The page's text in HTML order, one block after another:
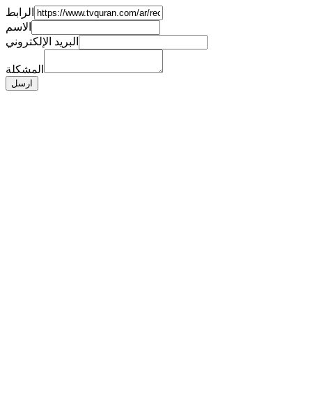
الرابط
الاسم
البريد الإلكتروني
المشكلة
ارسل